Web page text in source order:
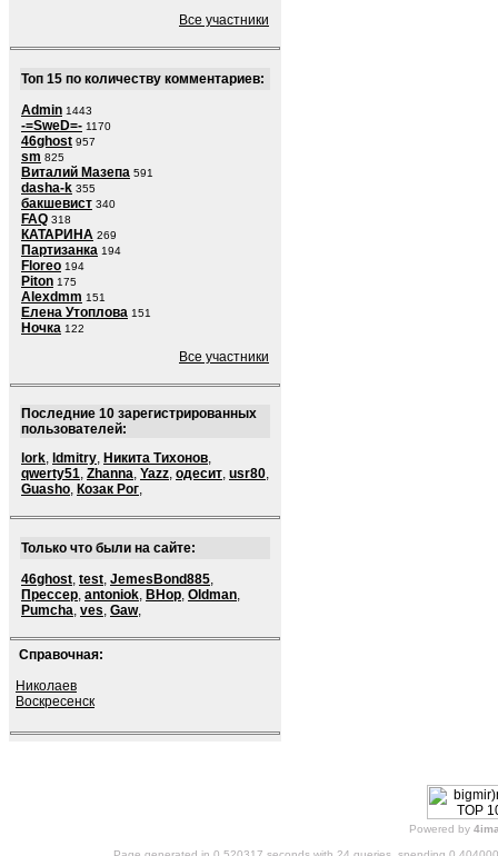
Все участники
Топ 15 по количеству комментариев:
Admin 1443
-=SweD=- 1170
46ghost 957
sm 825
Виталий Мазепа 591
dasha-k 355
бакшевист 340
FAQ 318
КАТАРИНА 269
Партизанка 194
Floreo 194
Piton 175
Alexdmm 151
Елена Утоплова 151
Ночка 122
Все участники
Последние 10 зарегистрированных
пользователей:
lork, ldmitry, Никита Тихонов,
qwerty51, Zhanna, Yazz, одесит, usr80,
Guasho, Козак Рог,
Только что были на сайте:
46ghost, test, JemesBond885,
Прессер, antoniok, BHop, Oldman,
Pumcha, ves, Gaw,
Справочная:
Николаев
Воскресенск
Powered by